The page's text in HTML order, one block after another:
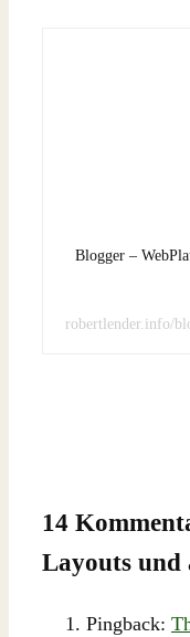
Blogger –
robertlender.info/
14
Layouts und
Pingback: